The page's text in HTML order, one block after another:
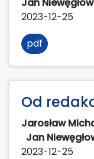
2023-12-25
pdf
Od
Jarosław
Jan
2023-12-25